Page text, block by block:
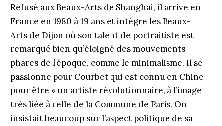
Refusé aux Beaux-Arts de Shanghai, il arrive en
France en 1980 à 19 ans et intègre les Beaux-
Arts de Dijon où son talent de portraitiste est
remarqué bien qu’éloigné des mouvements
phares de l’époque, comme le minimalisme. Il se
passionne pour Courbet qui est connu en Chine
pour être « un artiste révolutionnaire, à l’image
très liée à celle de la Commune de Paris. On
insistait beaucoup sur l’aspect politique de sa